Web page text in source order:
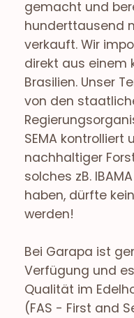
gemacht und
hunderttausend
verkauft. Wir
direkt aus einem
Brasilien. Unser
von den
SEMA
nachhaltiger
solches zB.
haben, dürfte
werden!
Bei Garapa ist
Verfügung und
Qualität im
(FAS - First and